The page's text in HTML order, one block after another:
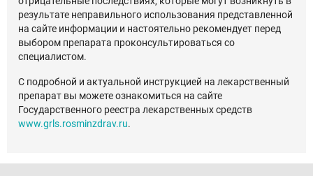
результате неправильного использования представленной
на сайте информации и настоятельно рекомендует перед
выбором препарата проконсультироваться со
специалистом.
С подробной и актуальной инструкцией на лекарственный
препарат вы можете ознакомиться на сайте
Государственного реестра лекарственных средств
www.grls.rosminzdrav.ru.